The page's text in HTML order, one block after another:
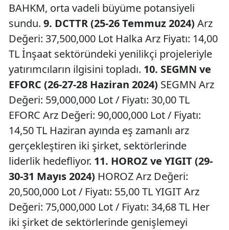
BAHKM, orta vadeli büyüme potansiyeli
sundu. 9. DCTTR (25-26 Temmuz 2024) Arz
Değeri: 37,500,000 Lot Halka Arz Fiyatı: 14,00
TL İnşaat sektöründeki yenilikçi projeleriyle
yatırımcıların ilgisini topladı. 10. SEGMN ve
EFORC (26-27-28 Haziran 2024) SEGMN Arz
Değeri: 59,000,000 Lot / Fiyatı: 30,00 TL
EFORC Arz Değeri: 90,000,000 Lot / Fiyatı:
14,50 TL Haziran ayında eş zamanlı arz
gerçekleştiren iki şirket, sektörlerinde
liderlik hedefliyor. 11. HOROZ ve YIGIT (29-
30-31 Mayıs 2024) HOROZ Arz Değeri:
20,500,000 Lot / Fiyatı: 55,00 TL YIGIT Arz
Değeri: 75,000,000 Lot / Fiyatı: 34,68 TL Her
iki şirket de sektörlerinde genişlemeyi